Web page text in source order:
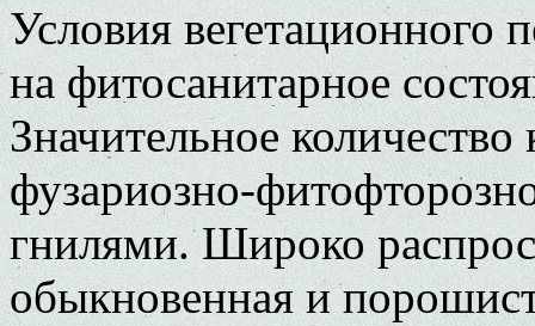
Условия вегетационного
на фитосанитарное
Значительное
фузариозно-
гнилями. Широко
обыкновенная и